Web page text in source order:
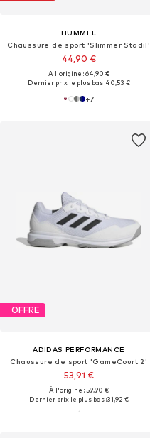
HUMMEL
Chaussure de sport 'Slimmer Stadil'
44,90 €
À l'origine : 64,90 €
Dernier prix le plus bas :40,53 €
+7
OFFRE
ADIDAS PERFORMANCE
Chaussure de sport 'GameCourt 2'
53,91 €
À l'origine : 59,90 €
Dernier prix le plus bas :31,92 €